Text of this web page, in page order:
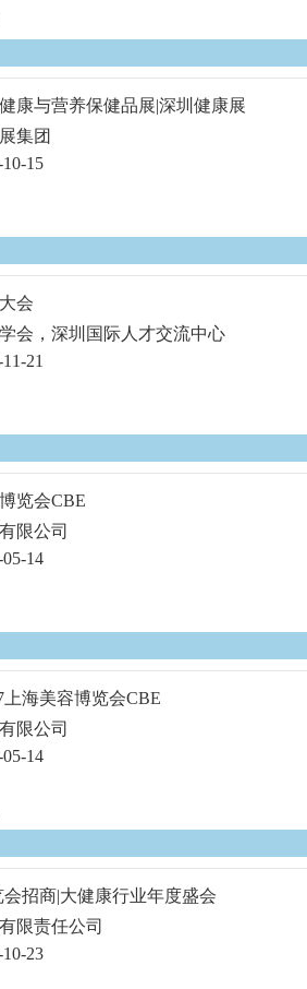
康与营养保健品展|深圳健康展
集团
15
会
会，深圳国际人才交流中心
21
览会CBE
限公司
14
上海美容博览会CBE
限公司
14
招商|大健康行业年度盛会
限责任公司
23